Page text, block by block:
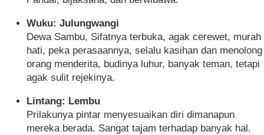
Wuku: Julungwangi
Dewa Sambu, Sifatnya terbuka, agak cerewet, murah
hati, peka perasaannya, selalu kasihan dan menolong
orang menderita, budinya luhur, banyak teman, tetapi
agak sulit rejekinya.
Lintang: Lembu
Prilakunya pintar menyesuaikan diri dimanapun
mereka berada. Sangat tajam terhadap banyak hal.